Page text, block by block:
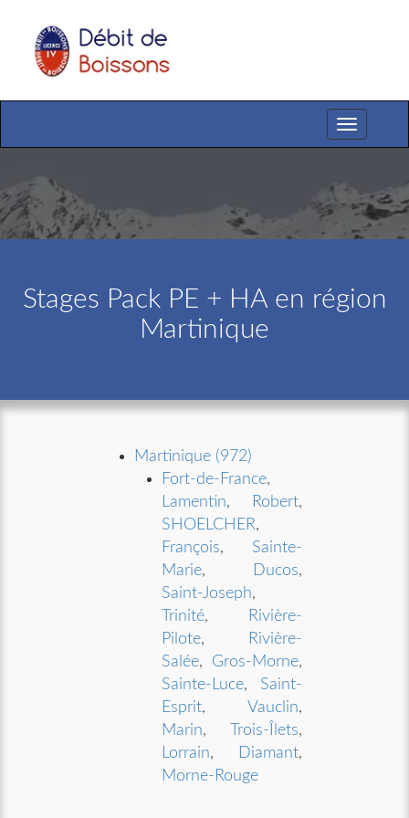
Toggle
navigation
Stages Pack PE + HA en région
Martinique
Martinique (972)
Fort-de-France,
Lamentin, Robert,
SHOELCHER,
François, Sainte-
Marie, Ducos,
Saint-Joseph,
Trinité,
Rivière-
Pilote,
Rivière-
Salée, Gros-Morne,
Sainte-Luce, Saint-
Esprit, Vauclin,
Marin, Trois-Îlets,
Lorrain, Diamant,
Morne-Rouge